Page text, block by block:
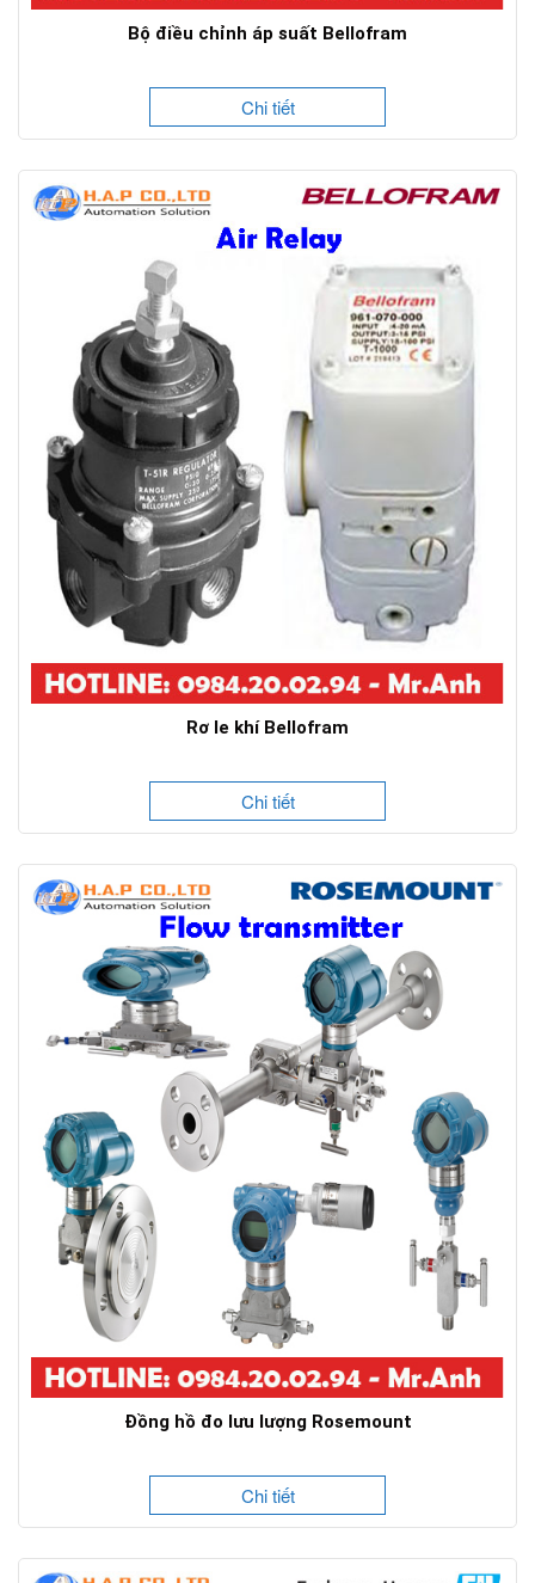
Bộ điều chỉnh áp suất Bellofram
Chi tiết
Rơ le khí Bellofram
Chi tiết
Đồng hồ đo lưu lượng Rosemount
Chi tiết